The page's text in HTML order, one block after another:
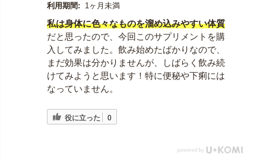
利用期間:
1ヶ月未満
私は身体に色々なものを溜め込みやすい体質
だと思ったので、今回このサプリメントを購
入してみました。飲み始めたばかりなので、
まだ効果は分かりませんが、しばらく飲み続
けてみようと思います！特に便秘や下痢には
なっていません。
役に立った 0